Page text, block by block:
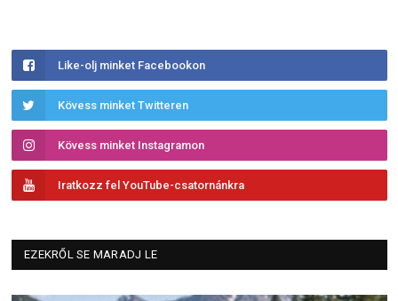
Like-olj minket Facebookon
Kövess minket Twitteren
Kövess minket Instagramon
Iratkozz fel YouTube-csatornánkra
EZEKRŐL SE MARADJ LE